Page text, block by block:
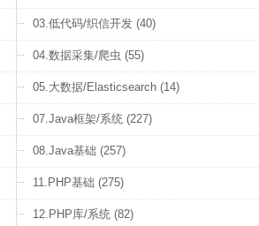
03.低代码/织信开发 (40)
04.数据采集/爬虫 (55)
05.大数据/Elasticsearch (14)
07.Java框架/系统 (227)
08.Java基础 (257)
11.PHP基础 (275)
12.PHP库/系统 (82)